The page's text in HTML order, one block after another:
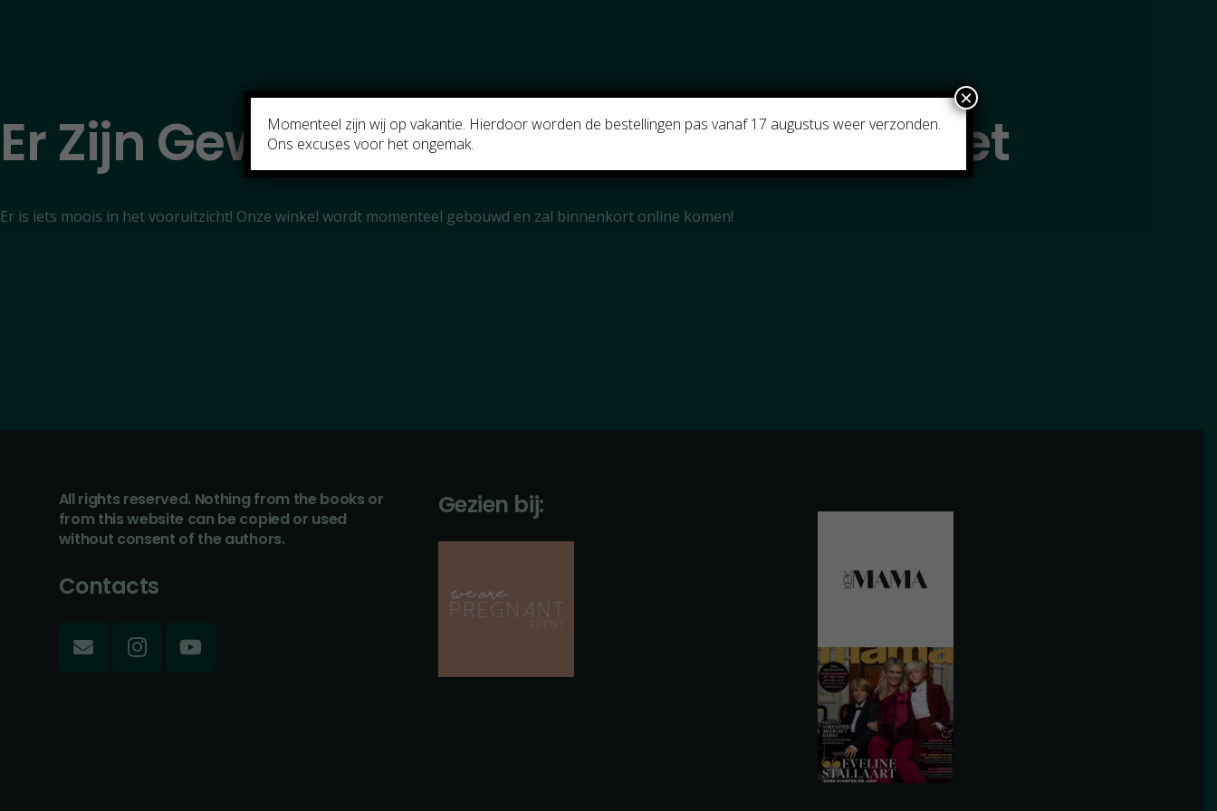
Er Zijn Geweldige Dingen In Het Verschiet
Er is iets moois in het vooruitzicht! Onze winkel wordt momenteel gebouwd en zal binnenkort online komen!
All rights reserved. Nothing from the books or
from this website can be copied or used
without consent of the authors.
Contacts
Gezien bij:
Momenteel zijn wij op vakantie. Hierdoor worden de bestellingen pas vanaf 17 augustus weer verzonden.
Ons excuses voor het ongemak.
×